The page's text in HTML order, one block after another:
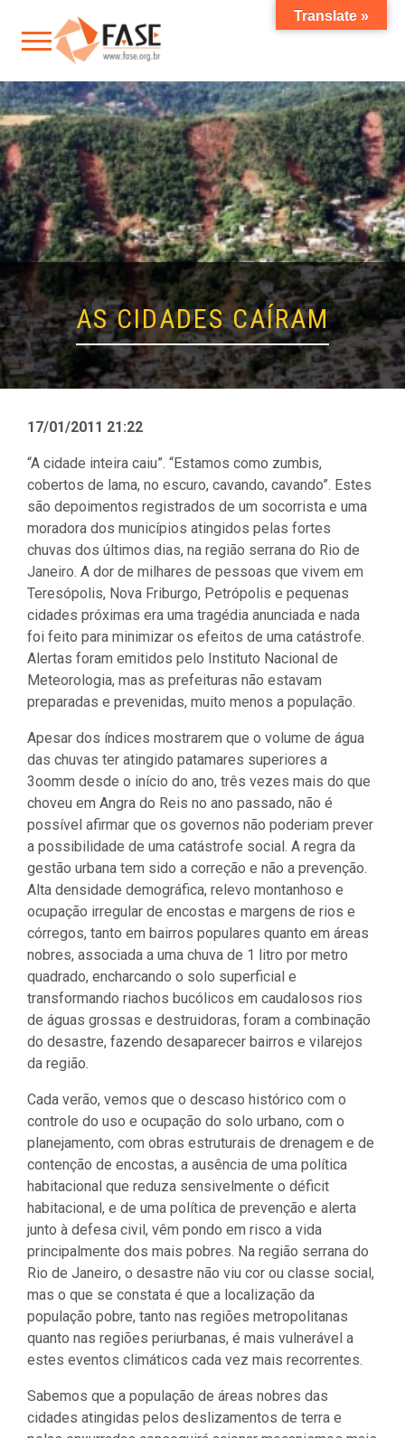
AS CIDADES CAÍRAM
17/01/2011 21:22
“A cidade inteira caiu”. “Estamos como zumbis,
cobertos de lama, no escuro, cavando, cavando”. Estes
são depoimentos registrados de um socorrista e uma
moradora dos municípios atingidos pelas fortes
chuvas dos últimos dias, na região serrana do Rio de
Janeiro. A dor de milhares de pessoas que vivem em
Teresópolis, Nova Friburgo, Petrópolis e pequenas
cidades próximas era uma tragédia anunciada e nada
foi feito para minimizar os efeitos de uma catástrofe.
Alertas foram emitidos pelo Instituto Nacional de
Meteorologia, mas as prefeituras não estavam
preparadas e prevenidas, muito menos a população.
Apesar dos índices mostrarem que o volume de água
das chuvas ter atingido patamares superiores a
3oomm desde o início do ano, três vezes mais do que
choveu em Angra do Reis no ano passado, não é
possível afirmar que os governos não poderiam prever
a possibilidade de uma catástrofe social. A regra da
gestão urbana tem sido a correção e não a prevenção.
Alta densidade demográfica, relevo montanhoso e
ocupação irregular de encostas e margens de rios e
córregos, tanto em bairros populares quanto em áreas
nobres, associada a uma chuva de 1 litro por metro
quadrado, encharcando o solo superficial e
transformando riachos bucólicos em caudalosos rios
de águas grossas e destruidoras, foram a combinação
do desastre, fazendo desaparecer bairros e vilarejos
da região.
Cada verão, vemos que o descaso histórico com o
controle do uso e ocupação do solo urbano, com o
planejamento, com obras estruturais de drenagem e de
contenção de encostas, a ausência de uma política
habitacional que reduza sensivelmente o déficit
habitacional, e de uma política de prevenção e alerta
junto à defesa civil, vêm pondo em risco a vida
principalmente dos mais pobres. Na região serrana do
Rio de Janeiro, o desastre não viu cor ou classe social,
mas o que se constata é que a localização da
população pobre, tanto nas regiões metropolitanas
quanto nas regiões periurbanas, é mais vulnerável a
estes eventos climáticos cada vez mais recorrentes.
Sabemos que a população de áreas nobres das
cidades atingidas pelos deslizamentos de terra e
Translate »